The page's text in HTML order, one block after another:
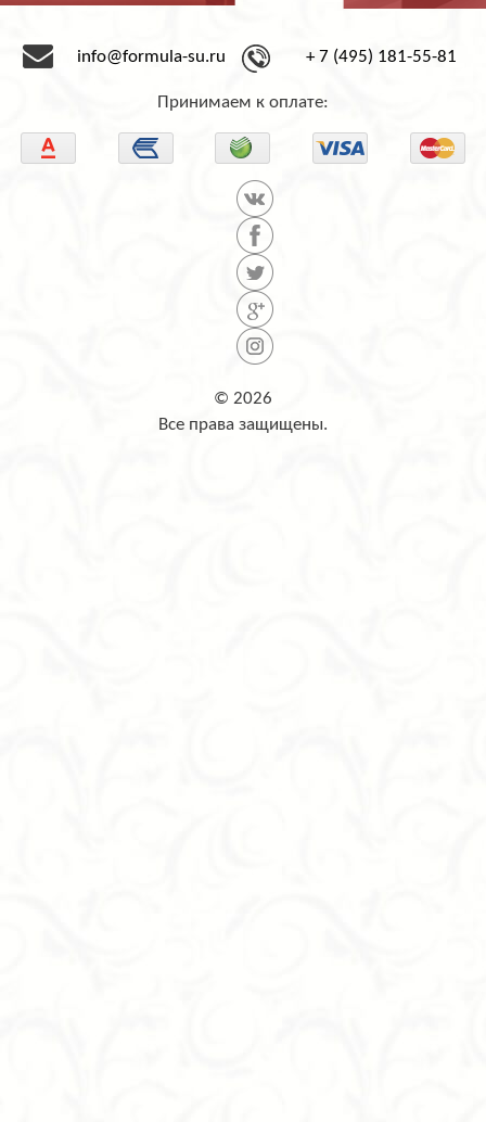
info@formula-su.ru + 7 (495) 181-55-81
Принимаем к оплате:
© 2026
Все права защищены.